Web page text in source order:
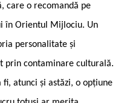
care o recomandă pe
în Orientul Mijlociu. Un
personalitate și
prin contaminare culturală.
fi, atunci şi astăzi, o opţiune